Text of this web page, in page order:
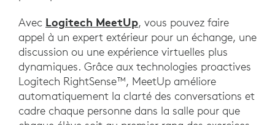
Avec Logitech MeetUp, vous pouvez faire
appel à un expert extérieur pour un échange, une
discussion ou une expérience virtuelles plus
dynamiques. Grâce aux technologies proactives
Logitech RightSense™, MeetUp améliore
automatiquement la clarté des conversations et
cadre chaque personne dans la salle pour que